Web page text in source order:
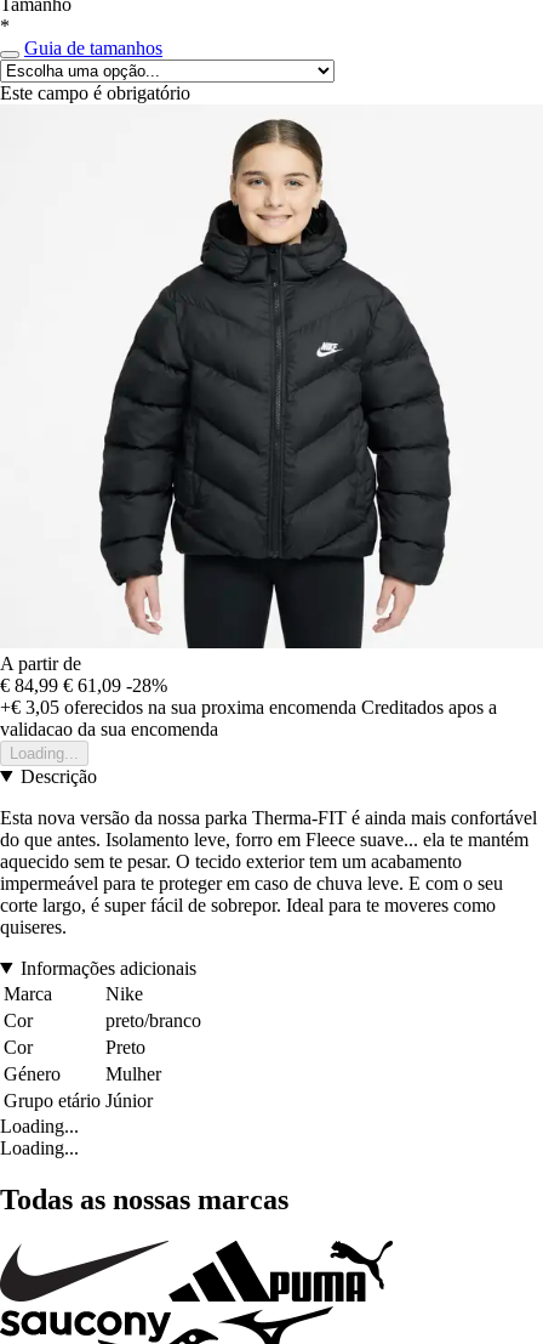
*
Guia de tamanhos
Este campo é obrigatório
A partir de
€ 84,99 € 61,09 -28%
+€ 3,05 oferecidos na sua proxima encomenda Creditados apos a
validacao da sua encomenda
Loading...
Descrição
Esta nova versão da nossa parka Therma-FIT é ainda mais confortável
do que antes. Isolamento leve, forro em Fleece suave... ela te mantém
aquecido sem te pesar. O tecido exterior tem um acabamento
impermeável para te proteger em caso de chuva leve. E com o seu
corte largo, é super fácil de sobrepor. Ideal para te moveres como
quiseres.
Informações adicionais
Marca
Nike
Cor
preto/branco
Cor
Preto
Género
Mulher
Grupo etário Júnior
Loading...
Loading...
Todas as nossas marcas